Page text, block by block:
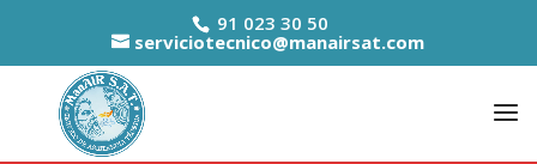
91 023 30 50
serviciotecnico@manairsat.com